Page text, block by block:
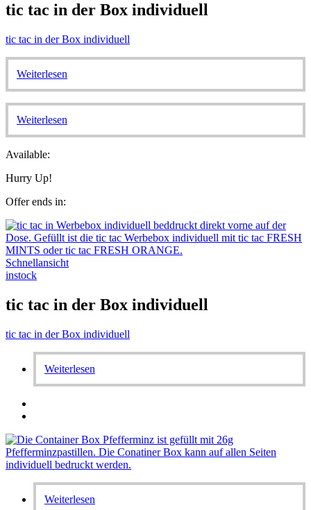
tic tac in der Box individuell
tic tac in der Box individuell
Weiterlesen
Weiterlesen
Available:
Hurry Up!
Offer ends in:
Schnellansicht
instock
tic tac in der Box individuell
tic tac in der Box individuell
Weiterlesen
Weiterlesen